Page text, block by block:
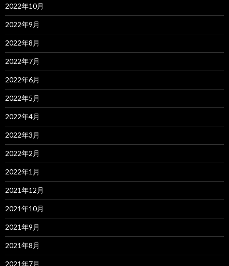
2022年10月
2022年9月
2022年8月
2022年7月
2022年6月
2022年5月
2022年4月
2022年3月
2022年2月
2022年1月
2021年12月
2021年10月
2021年9月
2021年8月
2021年7月